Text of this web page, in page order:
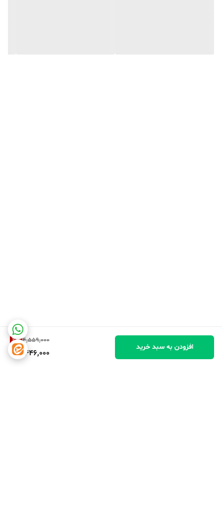
4,559,000
2%
4,446,000
افزودن به سبد خرید